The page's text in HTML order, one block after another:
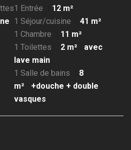
1 Entrée
12 m²
1 Séjour/cuisine
41 m²
1 Chambre
11 m²
1 Toilettes 2 m²
avec
lave main
1 Salle de bains
8
m²
+douche + double
vasques